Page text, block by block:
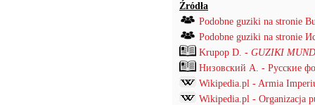
Źródła
Podobne guziki na stronie
Podobne guziki na stronie
Krupop D. - GUZIKI
Низовский А. - Русские
Wikipedia.pl - Armia
Wikipedia.pl - Organizacja